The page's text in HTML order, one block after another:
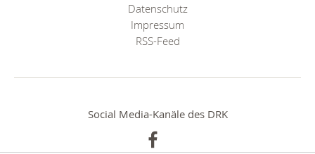
Datenschutz
Impressum
RSS-Feed
Social Media-Kanäle des DRK